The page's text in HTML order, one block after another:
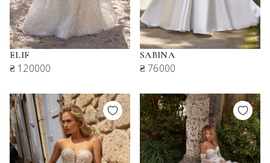
ELIF
₴ 120000
SABINA
₴ 76000